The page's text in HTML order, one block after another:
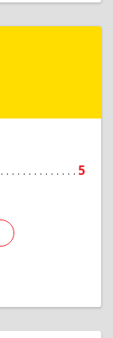
5
Подробнее